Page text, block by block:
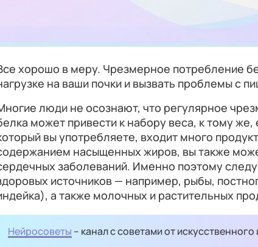
хорошо в меру. Чрезмерное потребление
на ваши почки и вызвать проблемы с
люди не осознают, что регулярное
может привести к набору веса, к тому же,
вы употребляете, входит много
насыщенных жиров, вы также
заболеваний. Именно поэтому
источников — например, рыбы,
а также молочных и растительных
Нейросоветы – канал с советами от искусственного